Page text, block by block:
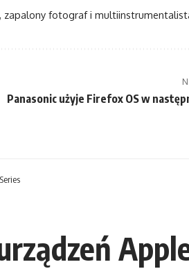
zapalony fotograf i
Panasonic użyje Firefox OS w